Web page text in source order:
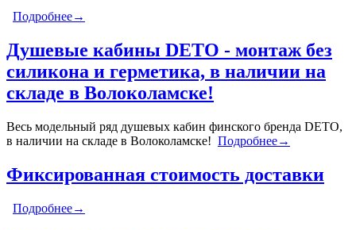
Подробнее→
Душевые кабины DETO - монтаж без
силикона и герметика, в наличии на
складе в Волоколамске!
Весь модельный ряд душевых кабин финского бренда DETO,
в наличии на складе в Волоколамске! Подробнее→
Фиксированная стоимость доставки
Подробнее→